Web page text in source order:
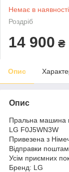
Немає в наявності
Роздріб
14 900 ₴
Опис
Опис
Пральна машина
LG F0J5WN3W
Привезена з
Відправки
Усім приємних
Бренд: LG